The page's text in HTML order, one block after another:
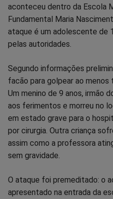
FacebookWhatsappTwitter
aconteceu dentro da Escola
Fundamental Maria
ataque é um adolescente de
pelas autoridades.
Segundo informações
facão para golpear ao menos
Um menino de 9 anos, irmão
aos ferimentos e morreu no
em estado grave para o
por cirurgia. Outra criança
assim como a professora
sem gravidade.
O ataque foi premeditado: o
apresentado na entrada da